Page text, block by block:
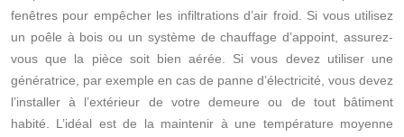
fenêtres pour empêcher les infiltrations d’air froid. Si vous utilisez
un poêle à bois ou un système de chauffage d’appoint, assurez-
vous que la pièce soit bien aérée. Si vous devez utiliser une
génératrice, par exemple en cas de panne d’électricité, vous devez
l’installer à l’extérieur de votre demeure ou de tout bâtiment
habité. L’idéal est de la maintenir à une température moyenne